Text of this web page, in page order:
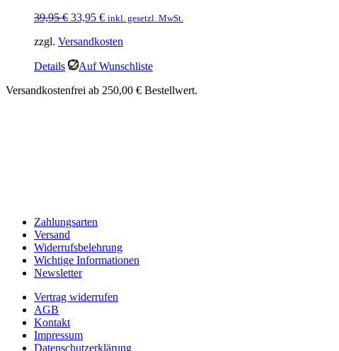
39,95€ Ursprünglicher
war:
33,95 €Aktueller
ist:
inkl. gesetzl. MwSt.
zzgl. Versandkosten
Details
Auf Wunschliste
Versandkostenfrei ab 250,00 € Bestellwert.
Zahlungsarten
Versand
Widerrufsbelehrung
Wichtige Informationen
Newsletter
Vertrag widerrufen
AGB
Kontakt
Impressum
Datenschutzerklärung